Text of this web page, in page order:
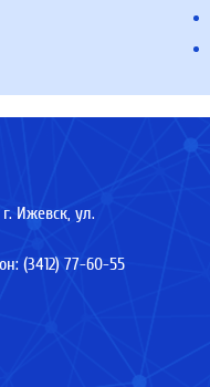
Ижевск, ул.
(3412) 77-60-55